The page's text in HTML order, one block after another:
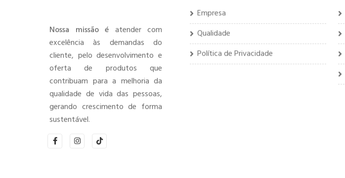
Nossa missão é atender com
excelência às demandas do
cliente, pelo desenvolvimento e
oferta de produtos que
contribuam para a melhoria da
qualidade de vida das pessoas,
gerando crescimento de forma
sustentável.
Qualidade
Política de Privacidade